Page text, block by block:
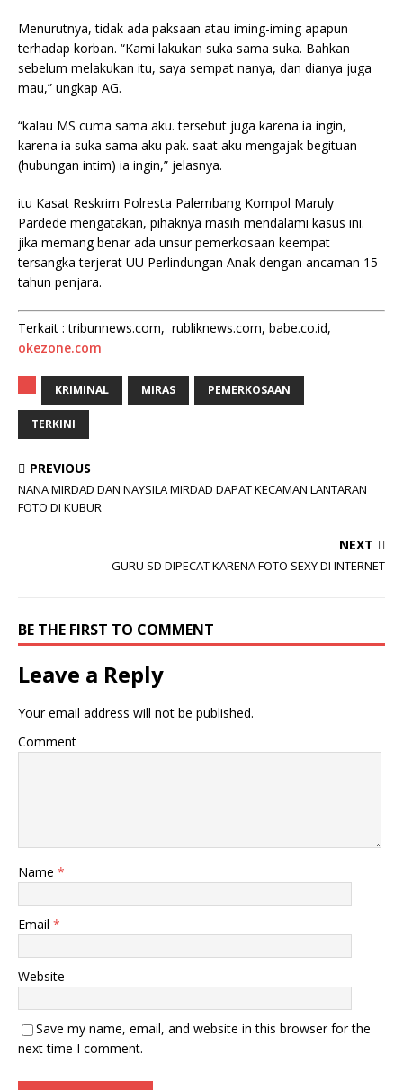
Menurutnya, tidak ada paksaan atau iming-iming apapun
terhadap korban. “Kami lakukan suka sama suka. Bahkan
sebelum melakukan itu, saya sempat nanya, dan dianya juga
mau,” ungkap AG.
“kalau MS cuma sama aku.tersebut juga karena ia ingin,
karena ia suka sama aku pak. saat aku mengajak begituan
(hubungan intim) ia ingin,” jelasnya.
itu Kasat Reskrim Polresta Palembang Kompol Maruly
Pardede mengatakan, pihaknya masih mendalami kasus ini.
jika memang benar ada unsur pemerkosaan keempat
tersangka terjerat UU Perlindungan Anak dengan ancaman 15
tahun penjara.
Terkait : tribunnews.com, rubliknews.com, babe.co.id,
okezone.com
KRIMINAL MIRAS PEMERKOSAAN
TERKINI
PREVIOUS
NANA MIRDAD DAN NAYSILA MIRDAD DAPAT KECAMAN LANTARAN
FOTO DI KUBUR
NEXT
GURU SD DIPECAT KARENA FOTO SEXY DI INTERNET
BE THE FIRST TO COMMENT
Leave a Reply
Your email address will not be published.
Comment
Name *
Email *
Website
Save my name, email, and website in this browser for the
next time I comment.